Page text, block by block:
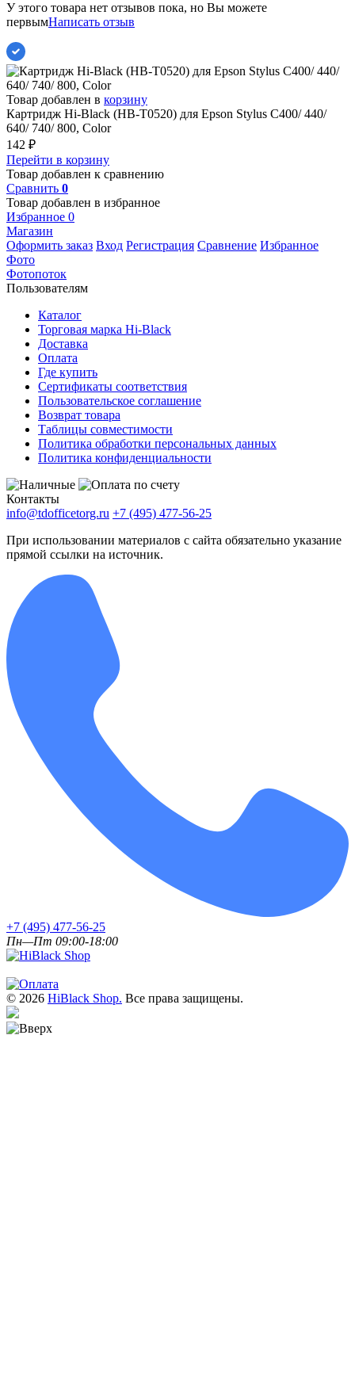
У этого товара нет отзывов пока, но Вы можете
первымНаписать отзыв
Товар добавлен в корзину
Картридж Hi-Black (HB-T0520) для Epson Stylus C400/ 440/
640/ 740/ 800, Color
142 ₽
Перейти в корзину
Товар добавлен к сравнению
Сравнить 0
Товар добавлен в избранное
Избранное 0
Магазин
Оформить заказ Вход Регистрация Сравнение Избранное
Фото
Фотопоток
Пользователям
Каталог
Торговая марка Hi-Black
Доставка
Оплата
Где купить
Сертификаты соответствия
Пользовательское соглашение
Возврат товара
Таблицы совместимости
Политика обработки персональных данных
Политика конфиденциальности
Контакты
info@tdofficetorg.ru +7 (495) 477-56-25
При использовании материалов с сайта обязательно указание
прямой ссылки на источник.
+7 (495) 477-56-25
Пн—Пт 09:00-18:00
© 2026 HiBlack Shop. Все права защищены.